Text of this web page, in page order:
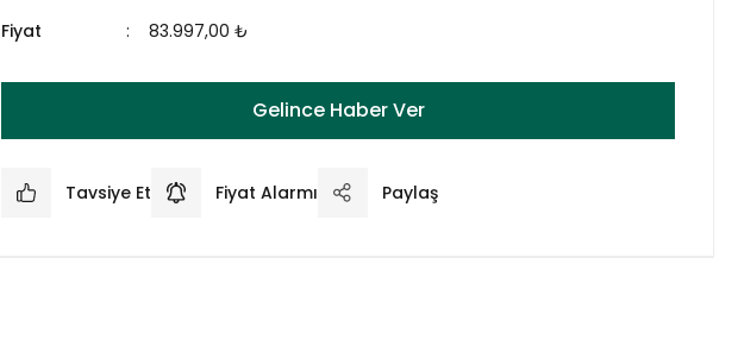
Fiyat 83.997,00 ₺
Gelince Haber Ver
Tavsiye Et Fiyat Alarmı Paylaş